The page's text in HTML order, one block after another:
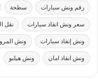
رقم ونش سيارات سطحة
سعر ونش انقاذ سيارات نقل
ونش إنقاذ سيارات ونش
ونش انقاذ امان ونش هيلبو